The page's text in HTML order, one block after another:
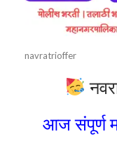
navratrioffer
आज संपूर्ण